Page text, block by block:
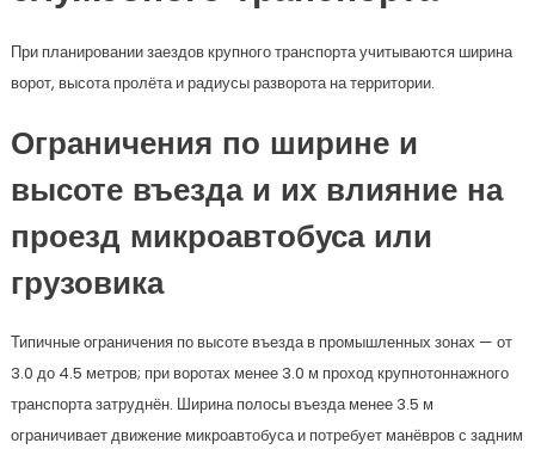
При планировании заездов крупного транспорта учитываются ширина
ворот, высота пролёта и радиусы разворота на территории.
Ограничения по ширине и
высоте въезда и их влияние на
проезд микроавтобуса или
грузовика
Типичные ограничения по высоте въезда в промышленных зонах — от
3.0 до 4.5 метров; при воротах менее 3.0 м проход крупнотоннажного
транспорта затруднён. Ширина полосы въезда менее 3.5 м
ограничивает движение микроавтобуса и потребует манёвров с задним